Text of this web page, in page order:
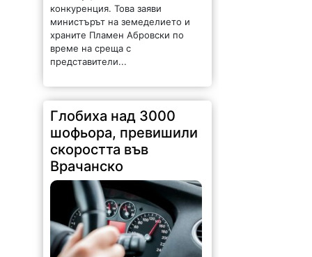
конкуренция. Това заяви
министърът на земеделието и
храните Пламен Абровски по
време на среща с
представители...
Глобиха над 3000
шофьора, превишили
скоростта във
Врачанско